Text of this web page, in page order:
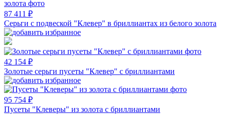
87 411 ₽
Серьги с подвеской "Клевер" в бриллиантах из белого золота
42 154 ₽
Золотые серьги пусеты "Клевер" с бриллиантами
95 754 ₽
Пусеты "Клеверы" из золота с бриллиантами